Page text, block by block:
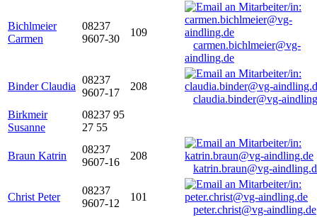
Bichlmeier
Carmen
08237
9607-30
109
carmen.bichlmeier@vg-
aindling.de
Binder Claudia
08237
9607-17
208
claudia.binder@vg-
Birkmeir
Susanne
08237 95
27 55
Braun Katrin
08237
9607-16
208
katrin.braun@vg-
Christ Peter
08237
9607-12
101
peter.christ@vg-aindling.de